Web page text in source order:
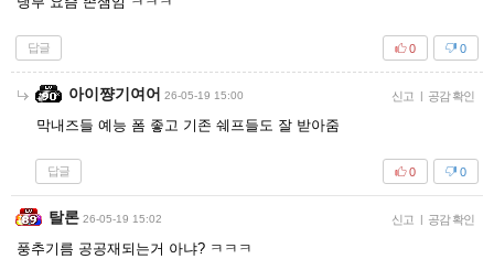
답글 0
0
아이쨩기여어 26-05-19 15:00 신고 | 공감 확인
막내즈들 예능 폼 좋고 기존 쉐프들도 잘 받아줌
답글 0
0
탈론 26-05-19 15:02 신고 | 공감 확인
풍추기름 공공재되는거 아냐? ㅋㅋㅋ